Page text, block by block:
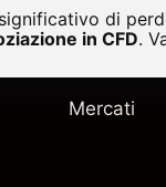
di
in CFD.
Mercati